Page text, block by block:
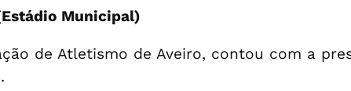
Municipal)
de Atletismo de Aveiro, contou com a